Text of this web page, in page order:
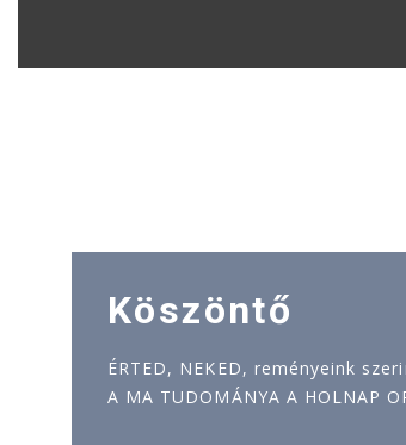
Köszöntő
ÉRTED, NEKED, reményeink
A MA TUDOMÁNYA A HOLNAP